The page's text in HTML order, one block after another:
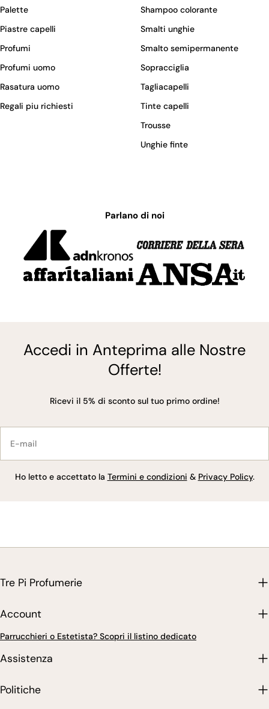
Palette
Piastre capelli
Profumi
Profumi uomo
Rasatura uomo
Regali piu richiesti
Shampoo colorante
Smalti unghie
Smalto semipermanente
Sopracciglia
Tagliacapelli
Tinte capelli
Trousse
Unghie finte
Parlano di noi
Accedi in Anteprima alle Nostre
Offerte!
Ricevi il 5% di sconto sul tuo primo ordine!
mail
Ho letto e accettato la Termini e condizioni & Privacy Policy.
Tre Pi Profumerie
Account
Parrucchieri o Estetista? Scopri il listino dedicato
Assistenza
Politiche